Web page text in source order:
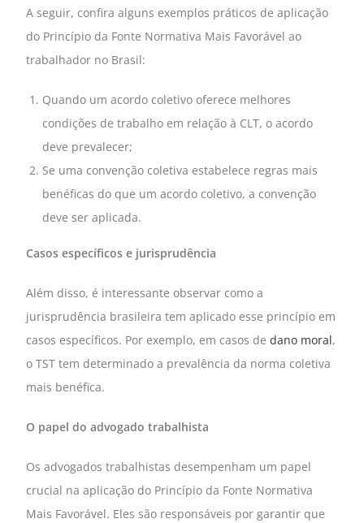
A seguir, confira alguns exemplos práticos de aplicação
do Princípio da Fonte Normativa Mais Favorável ao
trabalhador no Brasil:
Quando um acordo coletivo oferece melhores
condições de trabalho em relação à CLT, o acordo
deve prevalecer;
Se uma convenção coletiva estabelece regras mais
benéficas do que um acordo coletivo, a convenção
deve ser aplicada.
Casos específicos e jurisprudência
Além disso, é interessante observar como a
jurisprudência brasileira tem aplicado esse princípio em
casos específicos. Por exemplo, em casos dedano moral,
o TST tem determinado a prevalência da norma coletiva
mais benéfica.
O papel do advogado trabalhista
Os advogados trabalhistas desempenham um papel
crucial na aplicação do Princípio da Fonte Normativa
Mais Favorável. Eles são responsáveis por garantir que